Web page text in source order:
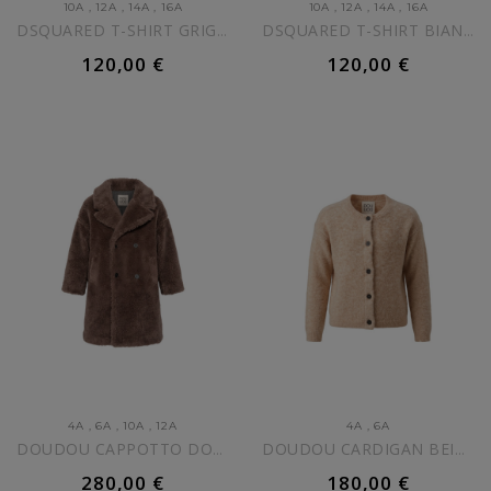
10A , 12A , 14A , 16A
DSQUARED T-SHIRT GRIGIA CON...
120,00 €
AGGIUNGI AL CARRELLO
10A , 12A , 14A , 16A
DSQUARED T-SHIRT BIANCA CON...
120,00 €
AGGIUNGI AL CARRELLO
4A ,6A , 10A , 12A
DOUDOU CAPPOTTO DOPPIOPETTO...
280,00 €
AGGIUNGI AL CARRELLO
4A ,6A
DOUDOU CARDIGAN BEIGE BAMBINA
180,00 €
AGGIUNGI AL CARRELLO